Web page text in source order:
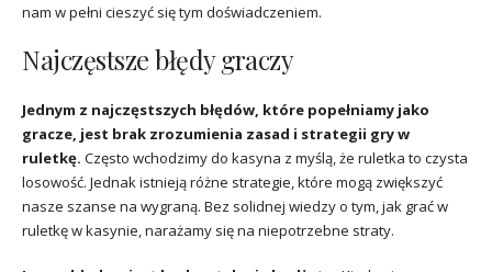
nam w pełni cieszyć się tym doświadczeniem.
Najczęstsze błędy graczy
Jednym z najczęstszych błędów, które popełniamy jako
gracze, jest brak zrozumienia zasad i strategii gry w
ruletkę. Często wchodzimy do kasyna z myślą, że ruletka to czysta
losowość. Jednak istnieją różne strategie, które mogą zwiększyć
nasze szanse na wygraną. Bez solidnej wiedzy o tym, jak grać w
ruletkę w kasynie, narażamy się na niepotrzebne straty.